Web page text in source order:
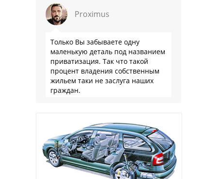
Proximus
Только Вы забываете одну
маленькую деталь под названием
приватизация. Так что такой
процент владения собственным
жильем таки не заслуга наших
граждан.